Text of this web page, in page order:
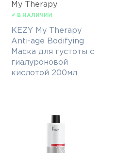
My Therapy
✔ В НАЛИЧИИ
KEZY My Therapy
Anti-age Bodifying
Маска для густоты с
гиалуроновой
кислотой 200мл